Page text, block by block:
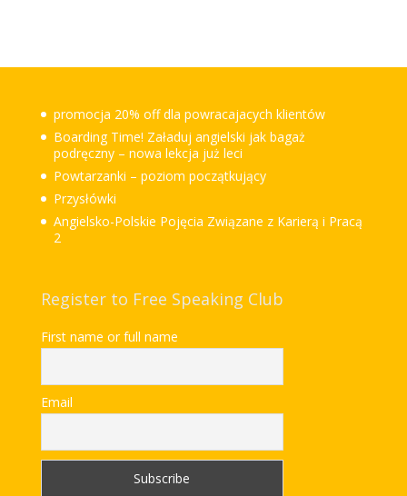
promocja 20% off dla powracajacych klientów
Boarding Time! Załaduj angielski jak bagaż
podręczny – nowa lekcja już leci
Powtarzanki – poziom początkujący
Przysłówki
Angielsko-Polskie Pojęcia Związane z Karierą i Pracą
2
Register to Free Speaking Club
First name or full name
Email